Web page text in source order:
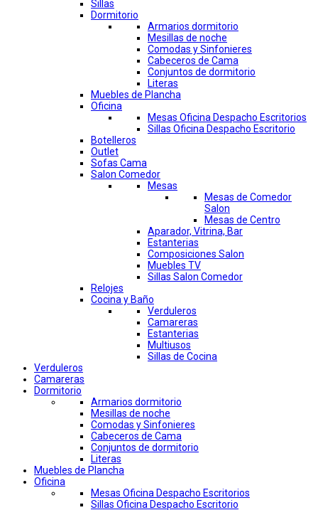
Sillas
Dormitorio
Armarios dormitorio
Mesillas de noche
Comodas y Sinfonieres
Cabeceros de Cama
Conjuntos de dormitorio
Literas
Muebles de Plancha
Oficina
Mesas Oficina Despacho Escritorios
Sillas Oficina Despacho Escritorio
Botelleros
Outlet
Sofas Cama
Salon Comedor
Mesas
Mesas de Comedor
Salon
Mesas de Centro
Aparador, Vitrina, Bar
Estanterias
Composiciones Salon
Muebles TV
Sillas Salon Comedor
Relojes
Cocina y Baño
Verduleros
Camareras
Estanterias
Multiusos
Sillas de Cocina
Verduleros
Camareras
Dormitorio
Armarios dormitorio
Mesillas de noche
Comodas y Sinfonieres
Cabeceros de Cama
Conjuntos de dormitorio
Literas
Muebles de Plancha
Oficina
Mesas Oficina Despacho Escritorios
Sillas Oficina Despacho Escritorio